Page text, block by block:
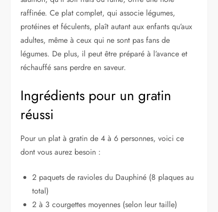
raffinée. Ce plat complet, qui associe légumes,
protéines et féculents, plaît autant aux enfants qu’aux
adultes, même à ceux qui ne sont pas fans de
légumes. De plus, il peut être préparé à l’avance et
réchauffé sans perdre en saveur.
Ingrédients pour un gratin
réussi
Pour un plat à gratin de 4 à 6 personnes, voici ce
dont vous aurez besoin :
2 paquets de ravioles du Dauphiné (8 plaques au
total)
2 à 3 courgettes moyennes (selon leur taille)